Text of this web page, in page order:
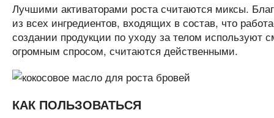
Лучшими активаторами роста считаются миксы.
из всех ингредиентов, входящих в состав, что
создании продукции по уходу за телом используют
огромным спросом, считаются действенными.
КАК ПОЛЬЗОВАТЬСЯ